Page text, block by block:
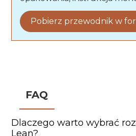
Pobierz przewodnik w
FAQ
Dlaczego warto wybrać
Lean?